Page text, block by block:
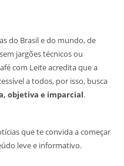
do Brasil e do mundo, de
jargões técnicos ou
com Leite acredita que a
a todos, por isso, busca
objetiva e imparcial.
que te convida a começar
leve e informativo.